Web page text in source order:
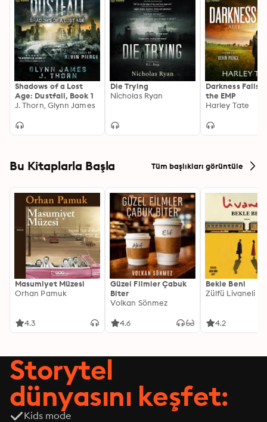
Shadows of a Lost
Age: Dustfall, Book 1
J. Thorn, Glynn James
Die Trying
Nicholas Ryan
Darkness Falls:
the EMP
Harley Tate
Bu Kitaplarla Başla Tüm başlıkları görüntüle
Masumiyet Müzesi
Orhan Pamuk
4.3
Güzel Filmler Çabuk
Biter
Volkan Sönmez
4.6
Bekle Beni
Zülfü Livaneli
4.2
Storytel
dünyasını keşfet:
Kids mode